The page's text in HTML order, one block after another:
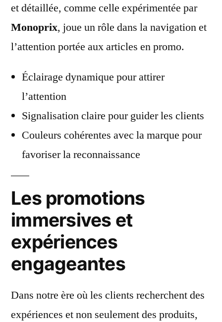
et détaillée, comme celle expérimentée par
Monoprix, joue un rôle dans la navigation et
l’attention portée aux articles en promo.
Éclairage dynamique pour attirer
l’attention
Signalisation claire pour guider les clients
Couleurs cohérentes avec la marque pour
favoriser la reconnaissance
Les promotions
immersives et
expériences
engageantes
Dans notre ère où les clients recherchent des
expériences et non seulement des produits,